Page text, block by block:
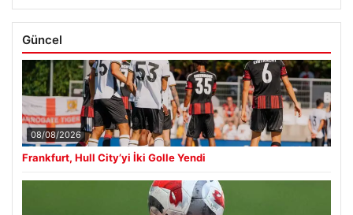
Güncel
08/08/2026
Frankfurt, Hull City’yi İki Golle Yendi